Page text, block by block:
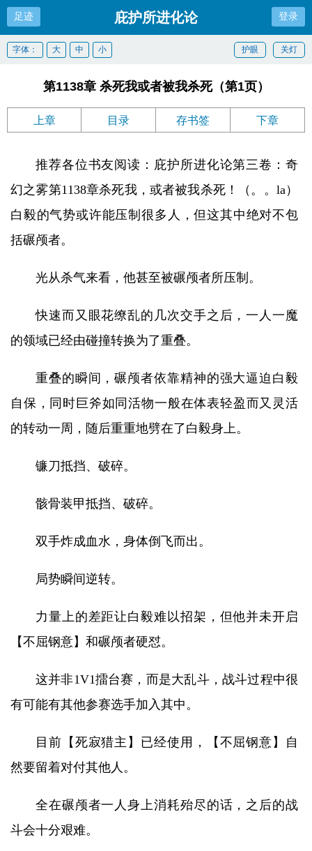
足迹 庇护所进化论 登录
关灯
护眼
字体： 大 中 小
第1138章 杀死我或者被我杀死（第1页）
上章 目录 存书签 下章
推荐各位书友阅读：庇护所进化论第三卷：奇
幻之雾第1138章杀死我，或者被我杀死！（。。la）
白毅的气势或许能压制很多人，但这其中绝对不包
括碾颅者。
光从杀气来看，他甚至被碾颅者所压制。
快速而又眼花缭乱的几次交手之后，一人一魔
的领域已经由碰撞转换为了重叠。
重叠的瞬间，碾颅者依靠精神的强大逼迫白毅
自保，同时巨斧如同活物一般在体表轻盈而又灵活
的转动一周，随后重重地劈在了白毅身上。
镰刀抵挡、破碎。
骸骨装甲抵挡、破碎。
双手炸成血水，身体倒飞而出。
局势瞬间逆转。
力量上的差距让白毅难以招架，但他并未开启
【不屈钢意】和碾颅者硬怼。
这并非1V1擂台赛，而是大乱斗，战斗过程中很
有可能有其他参赛选手加入其中。
目前【死寂猎主】已经使用，【不屈钢意】自
然要留着对付其他人。
全在碾颅者一人身上消耗殆尽的话，之后的战
斗会十分艰难。